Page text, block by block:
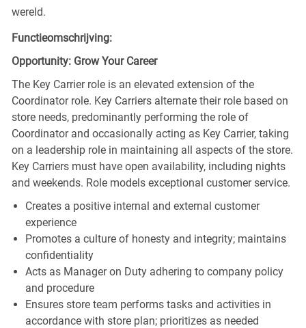
wereld.
Functieomschrijving:
Opportunity: Grow Your Career
The Key Carrier role is an elevated extension of the
Coordinator role. Key Carriers alternate their role based on
store needs, predominantly performing the role of
Coordinator and occasionally acting as Key Carrier, taking
on a leadership role in maintaining all aspects of the store.
Key Carriers must have open availability, including nights
and weekends. Role models exceptional customer service.
Creates a positive internal and external customer
experience
Promotes a culture of honesty and integrity; maintains
confidentiality
Acts as Manager on Duty adhering to company policy
and procedure
Ensures store team performs tasks and activities in
accordance with store plan; prioritizes as needed